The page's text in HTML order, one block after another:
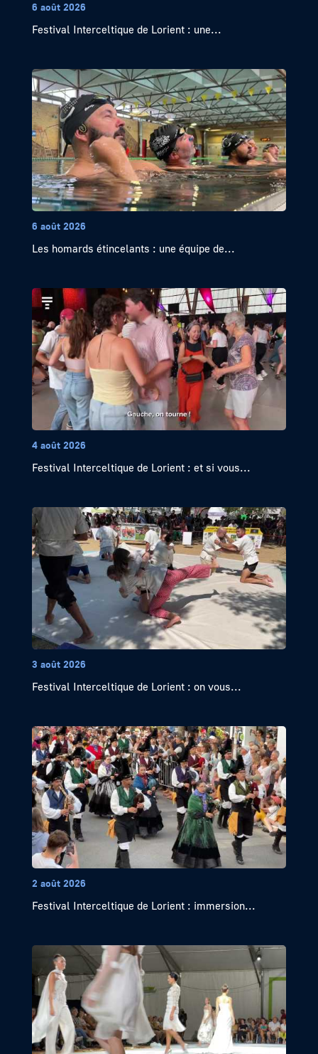
6 août 2026
Festival Interceltique de Lorient : une...
6 août 2026
Les homards étincelants : une équipe de...
4 août 2026
Festival Interceltique de Lorient : et si vous...
3 août 2026
Festival Interceltique de Lorient : on vous...
2 août 2026
Festival Interceltique de Lorient : immersion...